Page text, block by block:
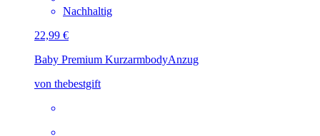
Nachhaltig
22,99 €
Baby Premium KurzarmbodyAnzug
von thebestgift